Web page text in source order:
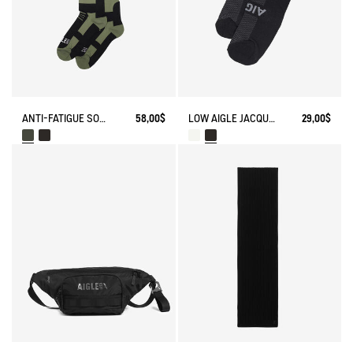
ANTI-FATIGUE SOCKS 58,00$ LOW AIGLE JACQUARD SOCKS WITH REINFORCEMENT 29,00$